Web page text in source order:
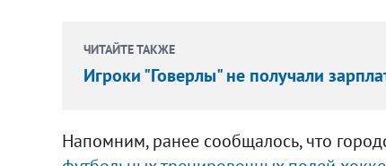
ЧИТАЙТЕ ТАКЖЕ
Игроки "Говерлы" не получали
Напомним, ранее сообщалось, что